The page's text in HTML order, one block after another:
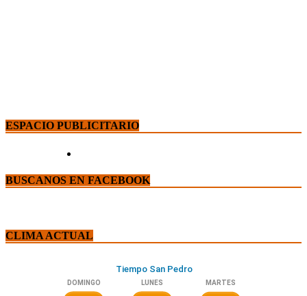
ESPACIO PUBLICITARIO
BUSCANOS EN FACEBOOK
CLIMA ACTUAL